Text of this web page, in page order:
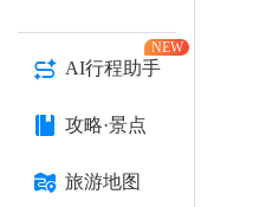
AI行程助手
NEW
攻略·景点
旅游地图